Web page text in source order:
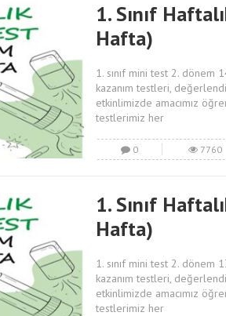
1. Sınıf
Hafta)
1. sınıf mini test 2. dönem
kazanım testleri,
etkinlimizde amacımız
testlerimiz her
0 7760
1. Sınıf
Hafta)
1. sınıf mini test 2. dönem
kazanım testleri,
etkinlimizde amacımız
testlerimiz her